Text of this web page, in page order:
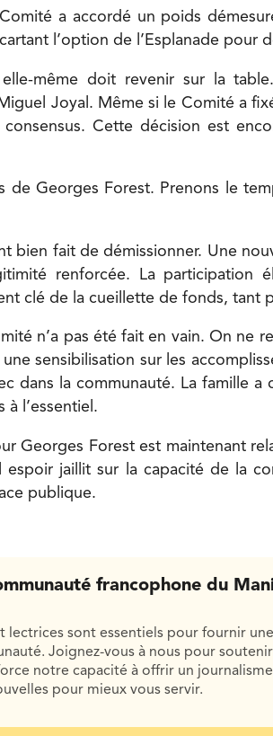
a accordé un poids
l’option de l’Esplanade pour
même doit revenir sur la
Joyal. Même si le Comité a
Cette décision est
de Georges Forest. Prenons le
bien fait de démissionner. Une
renforcée. La participation
clé de la cueillette de fonds, tant
n’a pas été fait en vain. On ne
sensibilisation sur les
dans la communauté. La famille a
à l’essentiel.
Georges Forest est maintenant
espoir jaillit sur la capacité de la
publique.
francophone du
lectrices sont essentiels pour fournir
Joignez-vous à nous pour
notre capacité à offrir un
pour mieux vous servir.